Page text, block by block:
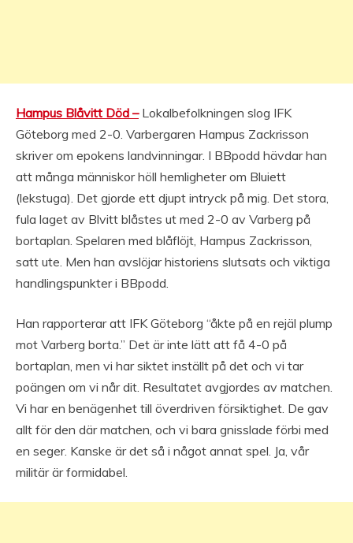
Hampus Blåvitt Död –Lokalbefolkningen slog IFK
Göteborg med 2-0. Varbergaren Hampus Zackrisson
skriver om epokens landvinningar. I BBpodd hävdar han
att många människor höll hemligheter om Bluiett
(lekstuga). Det gjorde ett djupt intryck på mig. Det stora,
fula laget av Blvitt blåstes ut med 2-0 av Varberg på
bortaplan. Spelaren med blåflöjt, Hampus Zackrisson,
satt ute. Men han avslöjar historiens slutsats och viktiga
handlingspunkter i BBpodd.
Han rapporterar att IFK Göteborg “åkte på en rejäl plump
mot Varberg borta.” Det är inte lätt att få 4-0 på
bortaplan, men vi har siktet inställt på det och vi tar
poängen om vi når dit. Resultatet avgjordes av matchen.
Vi har en benägenhet till överdriven försiktighet. De gav
allt för den där matchen, och vi bara gnisslade förbi med
en seger. Kanske är det så i något annat spel. Ja, vår
militär är formidabel.